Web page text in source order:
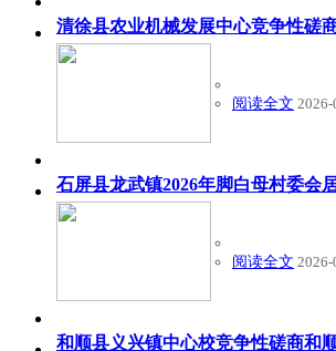
清徐县农业机械发展中心竞争性磋
阅读全文 2026-
石屏县龙武镇2026年脚白母村委会
阅读全文 2026-
和顺县义兴镇中心校竞争性磋商和